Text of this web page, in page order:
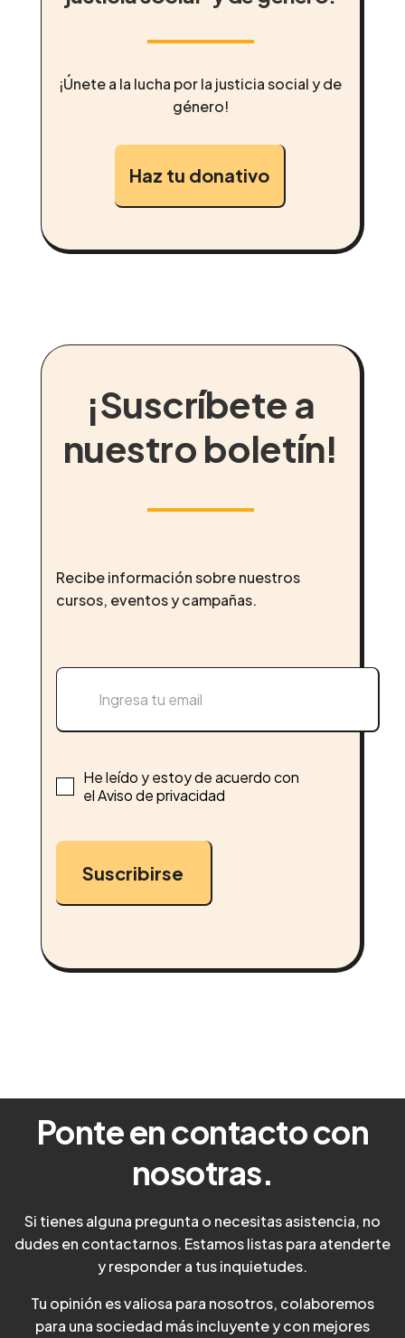
¡Únete a la lucha por la justicia social y de
género!
Haz tu donativo
¡Suscríbete a
nuestro boletín!
Recibe información sobre nuestros
cursos, eventos y campañas.
He leído y estoy de acuerdo con
el Aviso de privacidad
Suscribirse
Ponte en contacto con
nosotras.
Si tienes alguna pregunta o necesitas asistencia, no
dudes en contactarnos. Estamos listas para atenderte
y responder a tus inquietudes.
Tu opinión es valiosa para nosotros, colaboremos
para una sociedad más incluyente y con mejores